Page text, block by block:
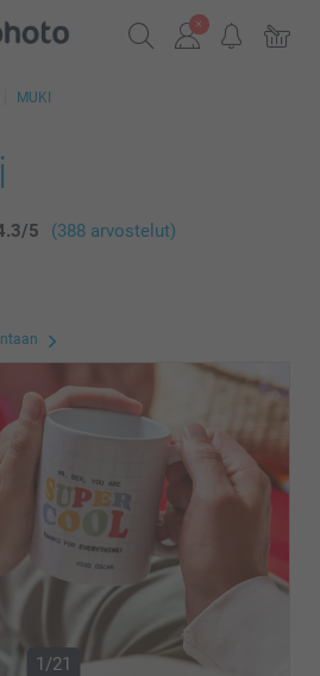
MUKI
/5 (388 arvostelut)
1/21